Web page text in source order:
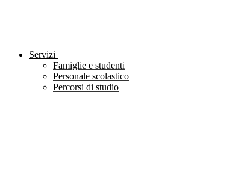
Servizi
Famiglie e studenti
Personale scolastico
Percorsi di studio